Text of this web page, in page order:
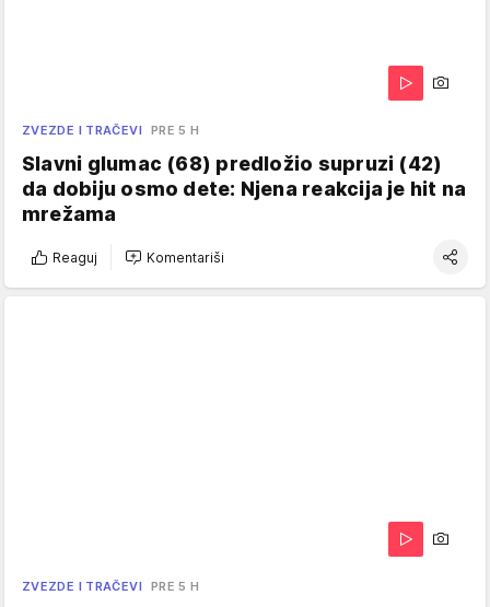
ZVEZDE I TRAČEVI PRE 5 H
Slavni glumac (68) predložio supruzi (42)
da dobiju osmo dete: Njena reakcija je hit na
mrežama
Reaguj Komentariši
ZVEZDE I TRAČEVI PRE 5 H